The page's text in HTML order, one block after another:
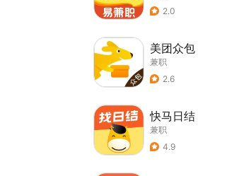
2.0
美团众包
兼职
2.6
快马日结
兼职
4.9